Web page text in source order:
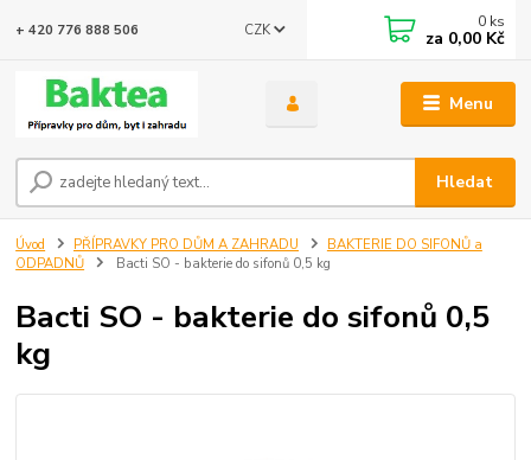
Menu
CZK
Hledat
+ 420 776 888 506 0 ks
za 0,00 Kč
Úvod PŘÍPRAVKY PRO DŮM A ZAHRADU
BAKTERIE DO SIFONŮ a
ODPADNŮ
Bacti SO - bakterie do sifonů 0,5 kg
Bacti SO - bakterie do sifonů 0,5
kg